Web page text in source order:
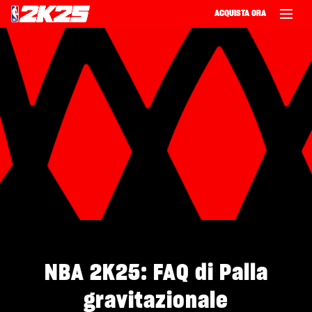
ACQUISTA ORA
NBA 2K25: FAQ di Palla
gravitazionale